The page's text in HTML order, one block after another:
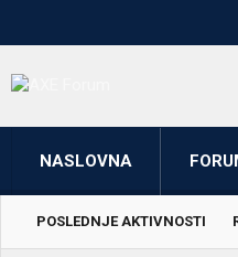
NASLOVNA
POSLEDNJE AKTIVNOSTI